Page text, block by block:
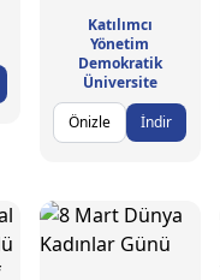
Katılımcı
Yönetim
Demokratik
Üniversite
Önizle
İndir